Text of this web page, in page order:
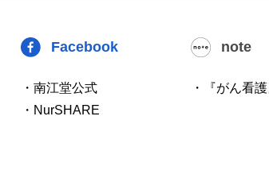
Facebook
・南江堂公式
・NurSHARE
note
・『がん看